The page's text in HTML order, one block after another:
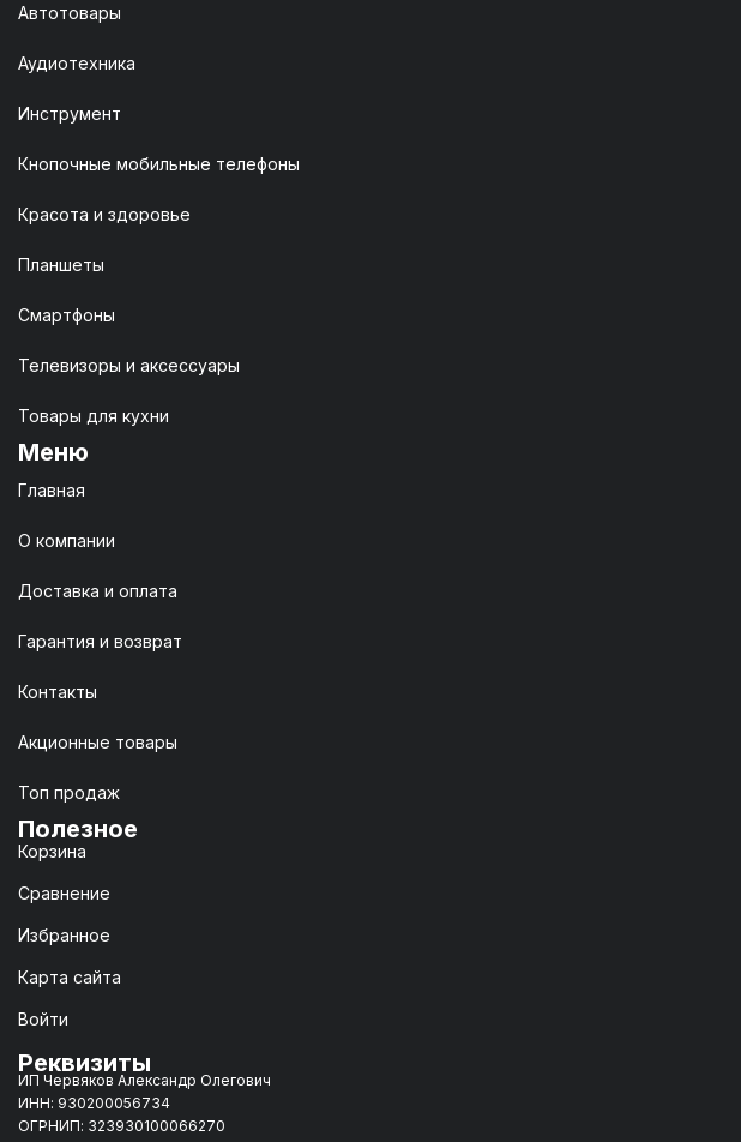
Автотовары
Аудиотехника
Инструмент
Кнопочные мобильные телефоны
Красота и здоровье
Планшеты
Смартфоны
Телевизоры и аксессуары
Товары для кухни
Меню
Главная
О компании
Доставка и оплата
Гарантия и возврат
Контакты
Акционные товары
Топ продаж
Полезное
Корзина
Сравнение
Избранное
Карта сайта
Войти
Реквизиты
ИП Червяков Александр Олегович
ИНН: 930200056734
ОГРНИП: 323930100066270